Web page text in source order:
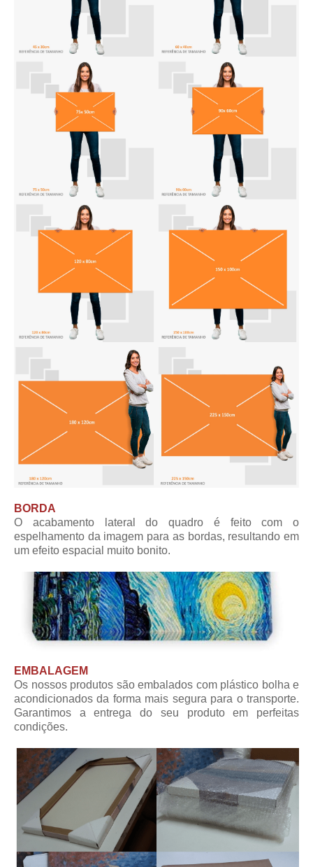
BORDA
O acabamento lateral do quadro é feito com o
espelhamento da imagem para as bordas, resultando em
um efeito espacial muito bonito.
EMBALAGEM
Os nossos produtos são embalados com plástico bolha e
acondicionados da forma mais segura para o transporte.
Garantimos a entrega do seu produto em perfeitas
condições.